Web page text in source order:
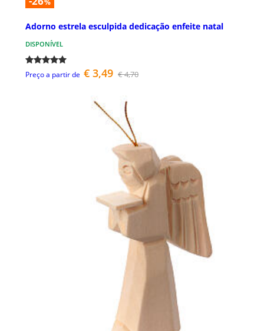
Adorno estrela esculpida dedicação enfeite natal
DISPONÍVEL
Preço a partir de € 3,49 € 4,70